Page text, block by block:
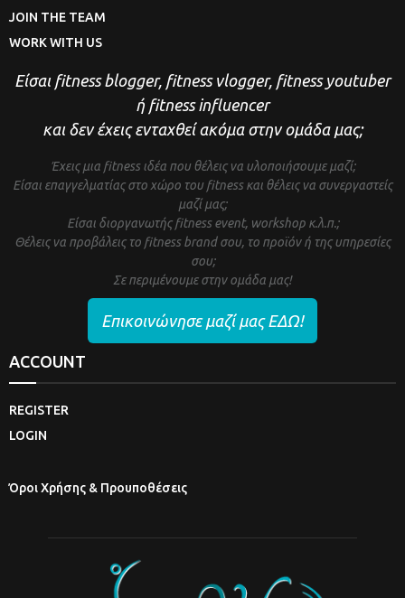
JOIN THE TEAM
WORK WITH US
Είσαι fitness blogger, fitness vlogger, fitness youtuber
ή fitness influencer
και δεν έχεις ενταχθεί ακόμα στην ομάδα μας;
Έχεις μια fitness ιδέα που θέλεις να υλοποιήσουμε μαζί;
Είσαι επαγγελματίας στο χώρο του fitness και θέλεις να συνεργαστείς
μαζί μας;
Είσαι διοργανωτής fitness event, workshop κ.λ.π.;
Θέλεις να προβάλεις το fitness brand σου, το προϊόν ή της υπηρεσίες
σου;
Σε περιμένουμε στην ομάδα μας!
Επικοινώνησε μαζί μας ΕΔΩ!
ACCOUNT
REGISTER
LOGIN
Όροι Χρήσης & Προυποθέσεις